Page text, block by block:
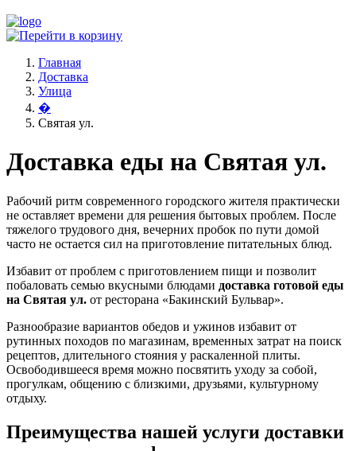
Главная
Доставка
Улица
�
Святая ул.
Доставка еды на Святая ул.
Рабочий ритм современного городского жителя практически
не оставляет времени для решения бытовых проблем. После
тяжелого трудового дня, вечерних пробок по пути домой
часто не остается сил на приготовление питательных блюд.
Избавит от проблем с приготовлением пищи и позволит
побаловать семью вкусными блюдами доставка готовой еды
на Святая ул. от ресторана «Бакинский Бульвар».
Разнообразие вариантов обедов и ужинов избавит от
рутинных походов по магазинам, временных затрат на поиск
рецептов, длительного стояния у раскаленной плиты.
Освободившееся время можно посвятить уходу за собой,
прогулкам, общению с близкими, друзьями, культурному
отдыху.
Преимущества нашей услуги доставки